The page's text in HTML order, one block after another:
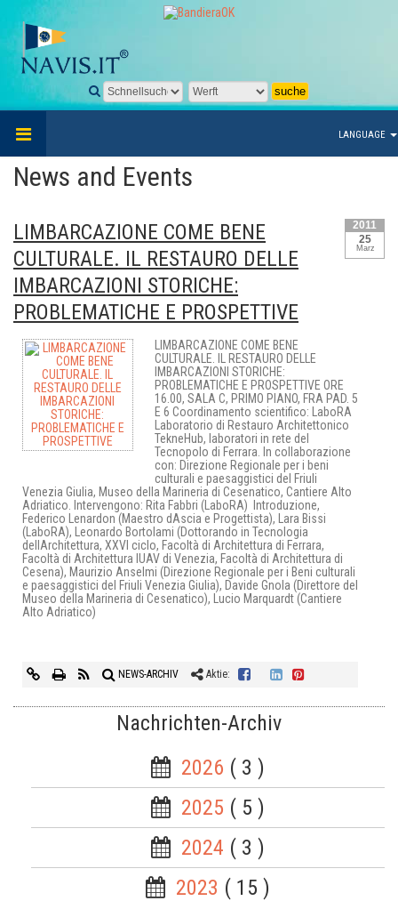
LANGUAGE
News and Events
2011
25
Marz
LIMBARCAZIONE COME BENE
CULTURALE. IL RESTAURO DELLE
IMBARCAZIONI STORICHE:
PROBLEMATICHE E PROSPETTIVE
LIMBARCAZIONE COME BENE
CULTURALE. IL RESTAURO DELLE
IMBARCAZIONI STORICHE:
PROBLEMATICHE E PROSPETTIVE ORE
16.00, SALA C, PRIMO PIANO, FRA PAD. 5
E 6 Coordinamento scientifico: LaboRA
Laboratorio di Restauro Architettonico 
TekneHub, laboratori in rete del
Tecnopolo di Ferrara. In collaborazione
con: Direzione Regionale per i beni
culturali e paesaggistici del Friuli
Venezia Giulia, Museo della Marineria di Cesenatico, Cantiere Alto
Adriatico. Intervengono: Rita Fabbri (LaboRA)  Introduzione,
Federico Lenardon (Maestro dAscia e Progettista), Lara Bissi
(LaboRA), Leonardo Bortolami (Dottorando in Tecnologia
dellArchitettura, XXVI ciclo, Facoltà di Architettura di Ferrara,
Facoltà di Architettura IUAV di Venezia, Facoltà di Architettura di
Cesena), Maurizio Anselmi (Direzione Regionale per i Beni culturali
e paesaggistici del Friuli Venezia Giulia), Davide Gnola (Direttore del
Museo della Marineria di Cesenatico), Lucio Marquardt (Cantiere
Alto Adriatico)
NEWS-ARCHIV Aktie:
Nachrichten-Archiv
2026 ( 3 )
2025 ( 5 )
2024 ( 3 )
2023 ( 15 )